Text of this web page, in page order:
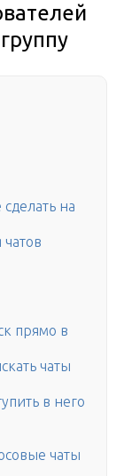
на
прямо в
чаты
в него
чаты